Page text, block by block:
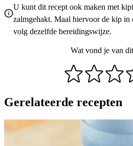
U kunt dit recept ook maken met
zalmgehakt. Maal hiervoor de kip in
volg dezelfde bereidingswijze.
Wat vond je van
Gerelateerde recepten